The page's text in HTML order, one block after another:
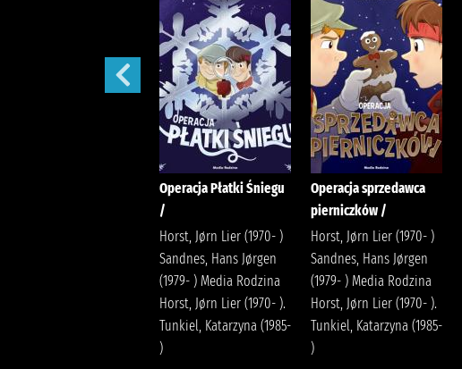
Operacja Płatki Śniegu
/
Horst, Jørn Lier (1970- )
Sandnes, Hans Jørgen
(1979- ) Media Rodzina
Horst, Jørn Lier (1970- ).
Tunkiel, Katarzyna (1985-
)
Operacja sprzedawca
pierniczków /
Horst, Jørn Lier (1970- )
Sandnes, Hans Jørgen
(1979- ) Media Rodzina
Horst, Jørn Lier (1970- ).
Tunkiel, Katarzyna (1985-
)